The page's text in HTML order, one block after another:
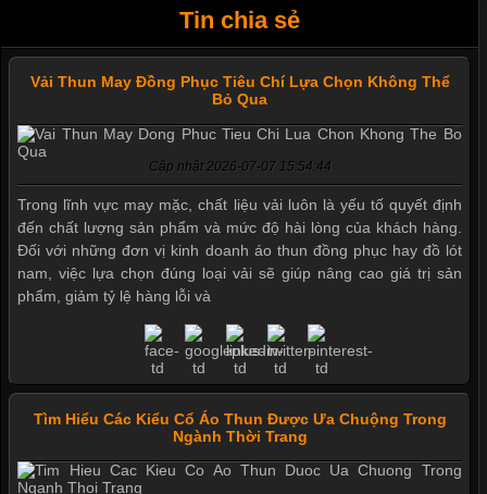
Tin chia sẻ
Vải Thun May Đồng Phục Tiêu Chí Lựa Chọn Không Thể
Bỏ Qua
Cập nhật 2026-07-07 15:54:44
Trong lĩnh vực may mặc, chất liệu vải luôn là yếu tố quyết định
đến chất lượng sản phẩm và mức độ hài lòng của khách hàng.
Đối với những đơn vị kinh doanh áo thun đồng phục hay đồ lót
nam, việc lựa chọn đúng loại vải sẽ giúp nâng cao giá trị sản
phẩm, giảm tỷ lệ hàng lỗi và
Tìm Hiểu Các Kiểu Cổ Áo Thun Được Ưa Chuộng Trong
Ngành Thời Trang